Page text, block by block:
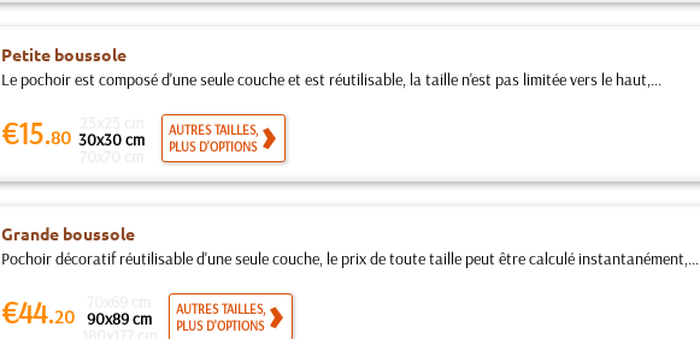
Petite boussole
Le pochoir est composé d'une seule couche et est réutilisable, la taille n'est pas limitée vers le haut,...
€15.80 30x30 cm
AUTRES TAILLES,
PLUS D'OPTIONS
Grande boussole
Pochoir décoratif réutilisable d'une seule couche, le prix de toute taille peut être calculé instantanément,...
€44.20 90x89 cm
AUTRES TAILLES,
PLUS D'OPTIONS